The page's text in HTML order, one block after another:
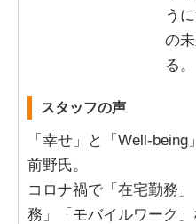
う
の
る。
スタッフの声
「幸せ」と「Well-
前野氏。
コロナ禍で「在宅勤務
務」「モバイルワーク